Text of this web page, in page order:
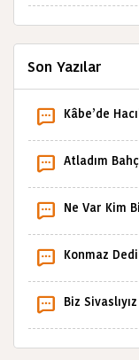
Son Yazılar
Kâbe’de
Atladım
Ne Var Kim
Konmaz
Biz